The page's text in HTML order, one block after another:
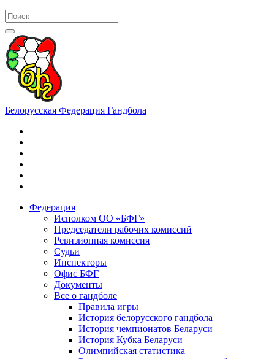
Белорусская Федерация Гандбола
Федерация
Исполком ОО «БФГ»
Председатели рабочих комиссий
Ревизионная комиссия
Судьи
Инспекторы
Офис БФГ
Документы
Все о гандболе
Правила игры
История белорусского гандбола
История чемпионатов Беларуси
История Кубка Беларуси
Олимпийская статистика